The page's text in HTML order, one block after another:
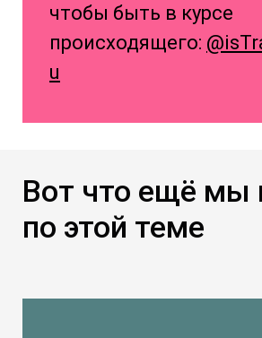
чтобы быть в курсе
происходящего:
u
Вот что ещё мы
по этой теме